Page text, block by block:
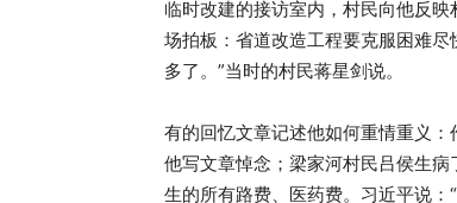
临时改建的接访室内，村民向他反
场拍板：省道改造工程要克服困难
多了。”当时的村民蒋星剑说。
有的回忆文章记述他如何重情重义
他写文章悼念；梁家河村民吕侯生
生的所有路费、医药费。习近平说